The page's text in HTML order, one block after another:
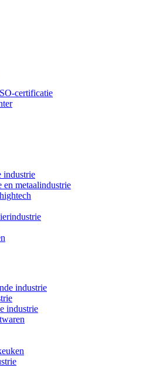
certificatie
industrie
en metaalindustrie
industrie
industrie